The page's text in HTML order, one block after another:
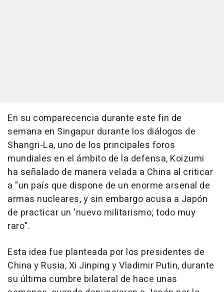
En su comparecencia durante este fin de
semana en Singapur durante los diálogos de
Shangri-La, uno de los principales foros
mundiales en el ámbito de la defensa, Koizumi
ha señalado de manera velada a China al criticar
a "un país que dispone de un enorme arsenal de
armas nucleares, y sin embargo acusa a Japón
de practicar un 'nuevo militarismo; todo muy
raro".
Esta idea fue planteada por los presidentes de
China y Rusia, Xi Jinping y Vladimir Putin, durante
su última cumbre bilateral de hace unas